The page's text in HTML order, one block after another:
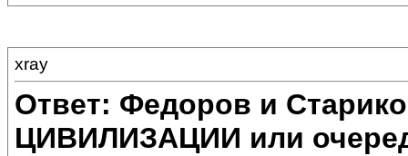
xray
Ответ: Федоров и
ЦИВИЛИЗАЦИИ или